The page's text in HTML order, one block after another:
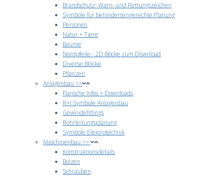
Brandschutz- Warn- und Rettungszeichen
Symbole für behindertengerechte Planung
Personen
Natur + Tiere
Bäume
Nordpfeile - 2D-Böcke zum Download
Diverse Blöcke
Pflanzen
Anlagenbau >>
Flansche Infos + Downloads
R+I Symbole Anlagenbau
Gewindefittings
Rohrleitungsplanung
Symbole Elektrotechnik
Maschinenbau >>
Konstruktionsdetails
Bolzen
Schrauben